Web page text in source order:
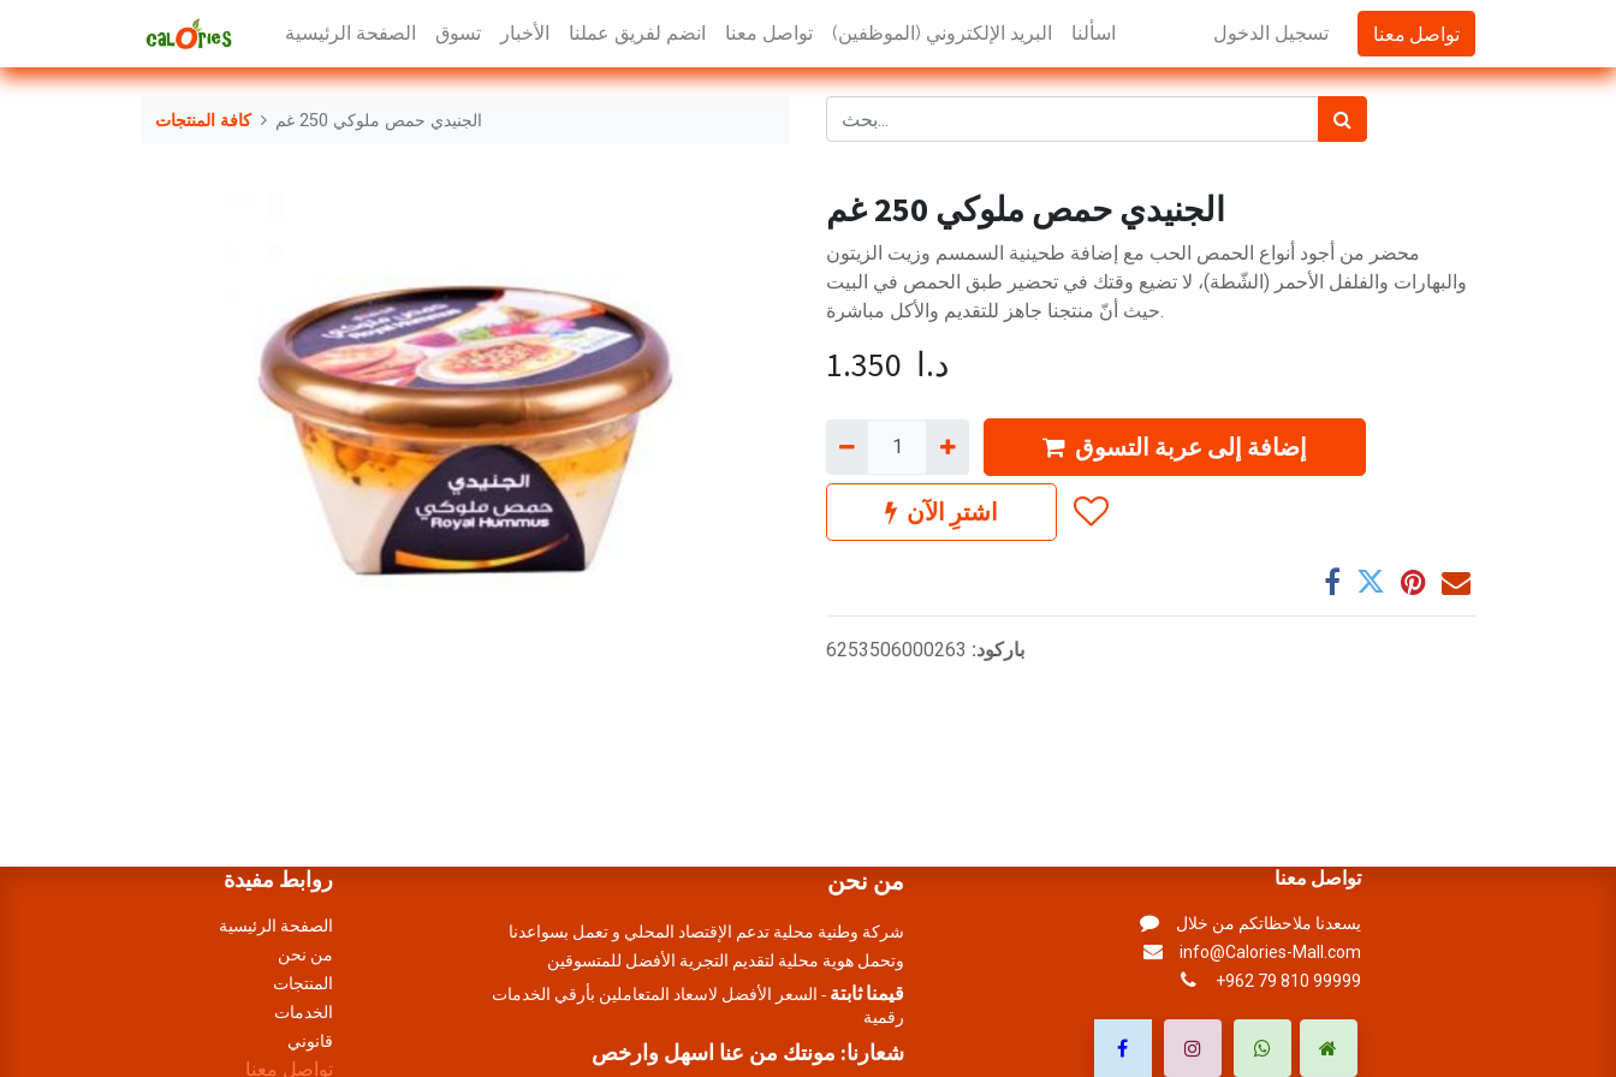
الصفحة الرئيسية تسوق الأخبار انضم لفريق عملنا تواصل معنا البريد الإلكتروني (الموظفين) اسألنا تسجيل الدخول تواصل معنا
كافة المنتجات الجنيدي حمص ملوكي 250 غم
الجنيدي حمص ملوكي 250 غم
محضر من أجود أنواع الحمص الحب مع إضافة طحينية السمسم وزيت الزيتون
والبهارات والفلفل الأحمر (الشّطة)، لا تضيع وقتك في تحضير طبق الحمص في البيت
حيث أنّ منتجنا جاهز للتقديم والأكل مباشرة.
1.350 د.ا
إضافة إلى عربة التسوق
اشترِ الآن
باركود: 6253506000263
روابط مفيدة
الصفحة الرئيسية
من نحن
المنتجات
الخدمات
قانوني
تواصل معنا
من نحن
شركة وطنية محلية تدعم الإقتصاد المحلي و تعمل بسواعدنا
وتحمل هوية محلية لتقديم التجرية الأفضل للمتسوقين
قيمنا ثابتة - السعر الأفضل لاسعاد المتعاملين بأرقي الخدمات
رقمية
شعارنا: مونتك من عنا اسهل وارخص
تواصل معنا
يسعدنا ملاحظاتكم من خلال
info@Calories-Mall.com
+962 79 810 99999